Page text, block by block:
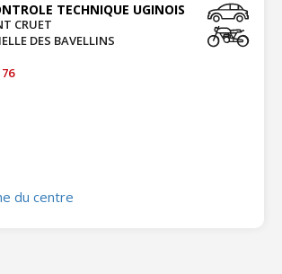
TECHNIQUE UGINOIS
CRUET
DES BAVELLINS
du centre